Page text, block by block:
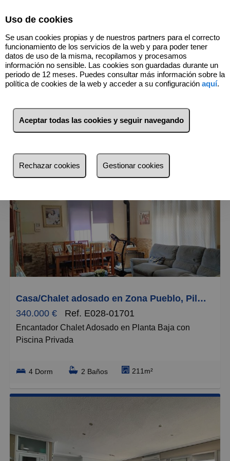
2 Inmuebles Pilar de la Horadada
(Alicante)
Lista Mapa Filtros
Menos reciente
Caros
Pequeños
Grandes
Casa/Chalet adosado en Zona Pueblo, Pilar de la Horadada
340.000 €
Ref. E028-01701
Encantador Chalet Adosado en Planta Baja con
Piscina Privada
¡Descubre tu nuevo hogar! Te presentamos este
magnífico chalet adosado de 211 m² construidos,
ubicado a tan solo cinco minutos en coche del Pilar de
Espacios Exteriores de Ensueño
4 Dorm 2 Baños 211m²
Uso de cookies
Se usan cookies propias y de nuestros partners para el correcto
funcionamiento de los servicios de la web y para poder tener
datos de uso de la misma, recopilamos y procesamos
información no sensible. Las cookies son guardadas durante un
periodo de 12 meses. Puedes consultar más información sobre la
política de cookies de la web y acceder a su configuración aquí.
Aceptar todas las cookies y seguir navegando
Rechazar cookies Gestionar cookies